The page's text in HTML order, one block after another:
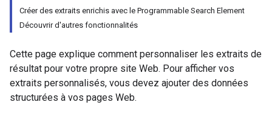
Créer des extraits enrichis avec le Programmable Search Element
Découvrir d'autres fonctionnalités
Cette page explique comment personnaliser les extraits de
résultat pour votre propre site Web. Pour afficher vos
extraits personnalisés, vous devez ajouter des données
structurées à vos pages Web.